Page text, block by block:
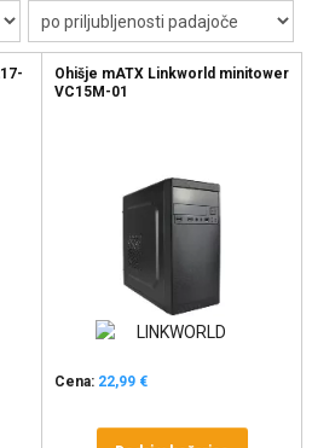
Ohišje mATX Linkworld minitower
VC15M-01
Cena: 22,99 €